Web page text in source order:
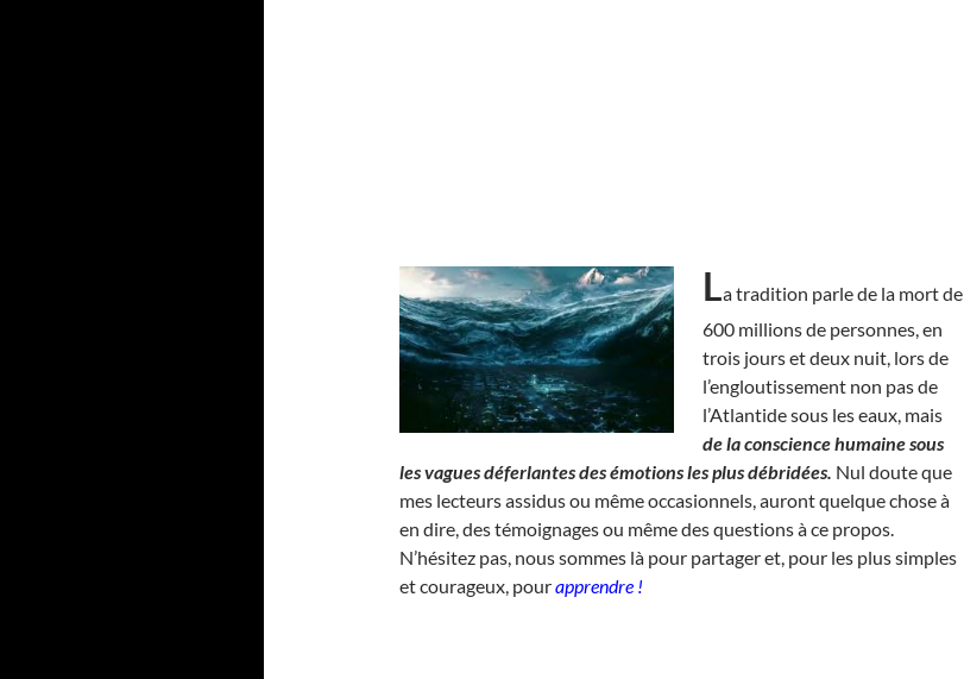
La tradition parle de la mort de
600 millions de personnes, en
trois jours et deux nuit, lors de
l’engloutissement non pas de
l’Atlantide sous les eaux, mais
de la conscience humaine sous
les vagues déferlantes des émotions les plus débridées. Nul doute que
mes lecteurs assidus ou même occasionnels, auront quelque chose à
en dire, des témoignages ou même des questions à ce propos.
N’hésitez pas, nous sommes là pour partager et, pour les plus simples
et courageux, pourapprendre !